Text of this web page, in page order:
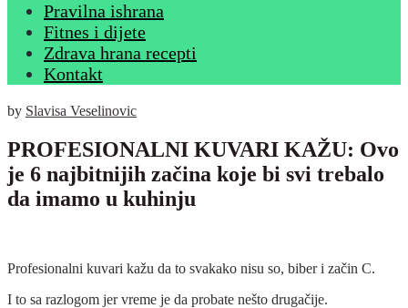
Pravilna ishrana
Fitnes i dijete
Zdrava hrana recepti
Kontakt
by Slavisa Veselinovic
PROFESIONALNI KUVARI KAŽU: Ovo
je 6 najbitnijih začina koje bi svi trebalo
da imamo u kuhinju
Profesionalni kuvari kažu da to svakako nisu so, biber i začin C.
I to sa razlogom jer vreme je da probate nešto drugačije.